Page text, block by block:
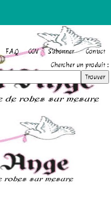
F.A.Q CGV S'abonner
Contact
Chercher un produit :